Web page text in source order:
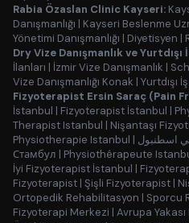
Rabia Özaslan Clinic Kayseri:
Danışmanlığı | Kayseri Beslenme
Yönetimi Danışmanlığı | Diyetisyen |
Dry Vize Danışmanlık ve
İlanları | İzmir Vize Danışmanlık |
Vize Danışmanlığı Konak | Yurtdışı
Fizyoterapist Ersin Saraç (Pain
İstanbul | Fizyoterapist İstanbul |
Therapist Istanbul | Nişantaşı
Physiotherapie Istanbul | اسطنبول
Стамбул | Physiothérapeute
İyi Fizyoterapist İstanbul |
Fizyoterapist | Şişli Fizyoterapist |
Ortopedik Rehabilitasyon | Sporcu
Fizyoterapi Merkezi | Avrupa